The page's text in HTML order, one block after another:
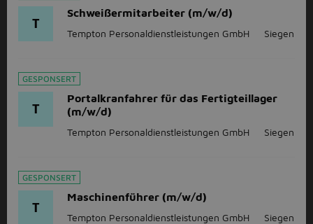
T
Schweißermitarbeiter (m/w/d)
Tempton Personaldienstleistungen GmbH Siegen
GESPONSERT
T
Portalkranfahrer für das Fertigteillager
(m/w/d)
Tempton Personaldienstleistungen GmbH Siegen
GESPONSERT
T
Maschinenführer (m/w/d)
Tempton Personaldienstleistungen GmbH Siegen